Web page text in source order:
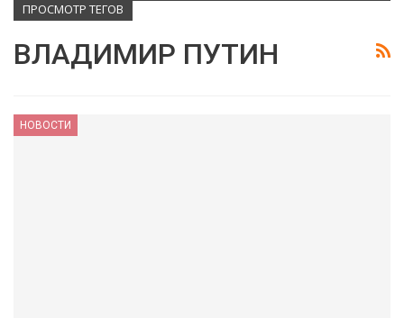
ПРОСМОТР ТЕГОВ
ВЛАДИМИР ПУТИН
НОВОСТИ